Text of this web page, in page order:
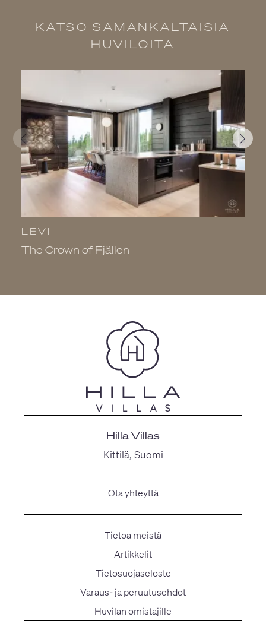
KATSO SAMANKALTAISIA
HUVILOITA
LEVI
The Crown of Fjällen
Hilla Villas
Kittilä, Suomi
Ota yhteyttä
Tietoa meistä
Artikkelit
Tietosuojaseloste
Varaus- ja peruutusehdot
Huvilan omistajille